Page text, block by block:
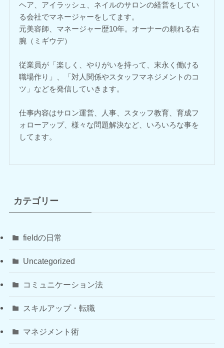
ヘア、アイラッシュ、ネイルのサロンの経営をしてい
る会社でマネージャーをしてます。
元美容師、マネージャー歴10年。オーナーの頼れる右
腕（ミギウデ）
従業員が「楽しく、やりがいを持って、末永く働ける
職場作り」、「対人関係やスタッフマネジメントのコ
ツ」などを発信していきます。
仕事内容はサロン運営、人事、スタッフ教育、育成フ
ォローアップ、様々な問題解決など、いろいろな事を
してます。
カテゴリー
fieldの日常
Uncategorized
コミュニケーション法
スキルアップ・転職
マネジメント術